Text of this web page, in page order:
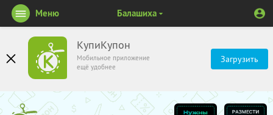
КупиКупон
Мобильное приложение
ещё удобнее
Загрузить
Меню Балашиха